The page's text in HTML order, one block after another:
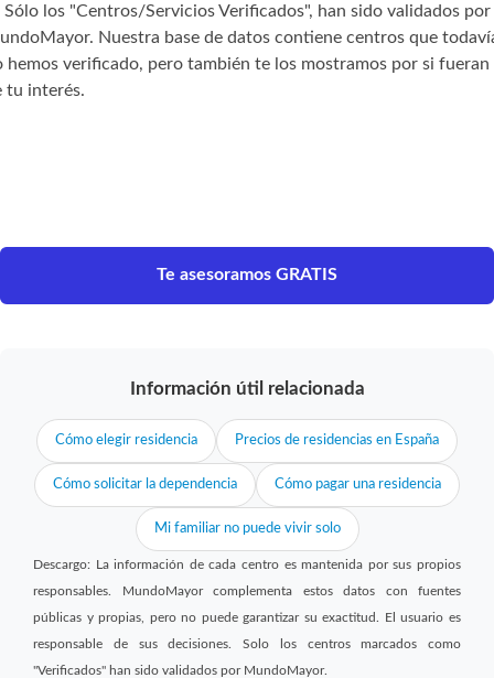
Sólo los "Centros/Servicios Verificados", han sido validados por
Nuestra base de datos contiene centros que
hemos verificado, pero también te los mostramos por si fueran
tu interés.
Te asesoramos GRATIS
Información útil relacionada
Cómo elegir residencia Precios de residencias en España
Cómo solicitar la dependencia Cómo pagar una residencia
Mi familiar no puede vivir solo
Descargo: La información de cada centro es mantenida por sus propios
responsables. MundoMayor complementa estos datos con fuentes
públicas y propias, pero no puede garantizar su exactitud. El usuario es
responsable de sus decisiones. Solo los centros marcados como
"Verificados" han sido validados por MundoMayor.